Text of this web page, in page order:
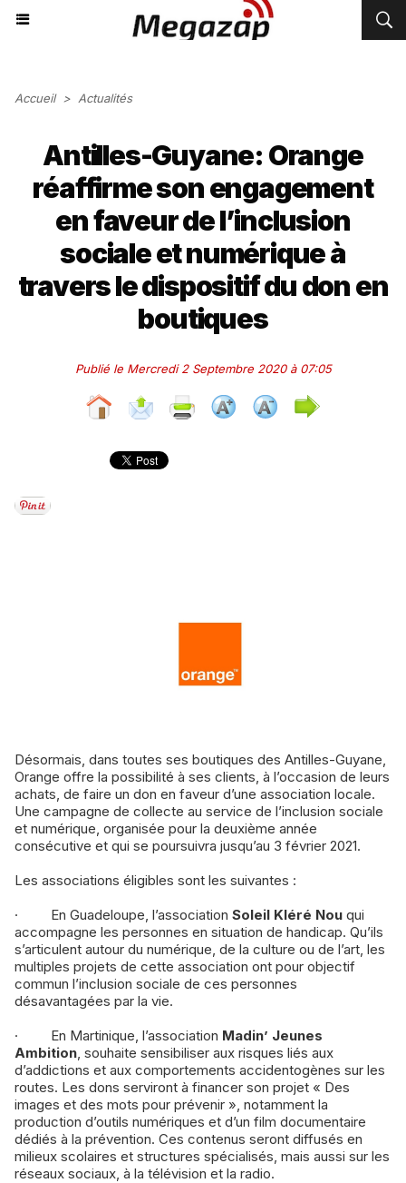
Accueil > Actualités
Antilles-Guyane: Orange
réaffirme son engagement
en faveur de l’inclusion
sociale et numérique à
travers le dispositif du don en
boutiques
Publié le Mercredi 2 Septembre 2020 à 07:05
Désormais, dans toutes ses boutiques des Antilles-Guyane,
Orange offre la possibilité à ses clients, à l’occasion de leurs
achats, de faire un don en faveur d’une association locale.
Une campagne de collecte au service de l’inclusion sociale
et numérique, organisée pour la deuxième année
consécutive et qui se poursuivra jusqu’au 3 février 2021.
Les associations éligibles sont les suivantes :
· En Guadeloupe, l’association Soleil Kléré Nou qui
accompagne les personnes en situation de handicap. Qu’ils
s’articulent autour du numérique, de la culture ou de l’art, les
multiples projets de cette association ont pour objectif
commun l’inclusion sociale de ces personnes
désavantagées par la vie.
· En Martinique, l’association Madin’ Jeunes
Ambition, souhaite sensibiliser aux risques liés aux
d’addictions et aux comportements accidentogènes sur les
routes. Les dons serviront à financer son projet « Des
images et des mots pour prévenir », notamment la
production d’outils numériques et d’un film documentaire
dédiés à la prévention. Ces contenus seront diffusés en
milieux scolaires et structures spécialisés, mais aussi sur les
réseaux sociaux, à la télévision et la radio.